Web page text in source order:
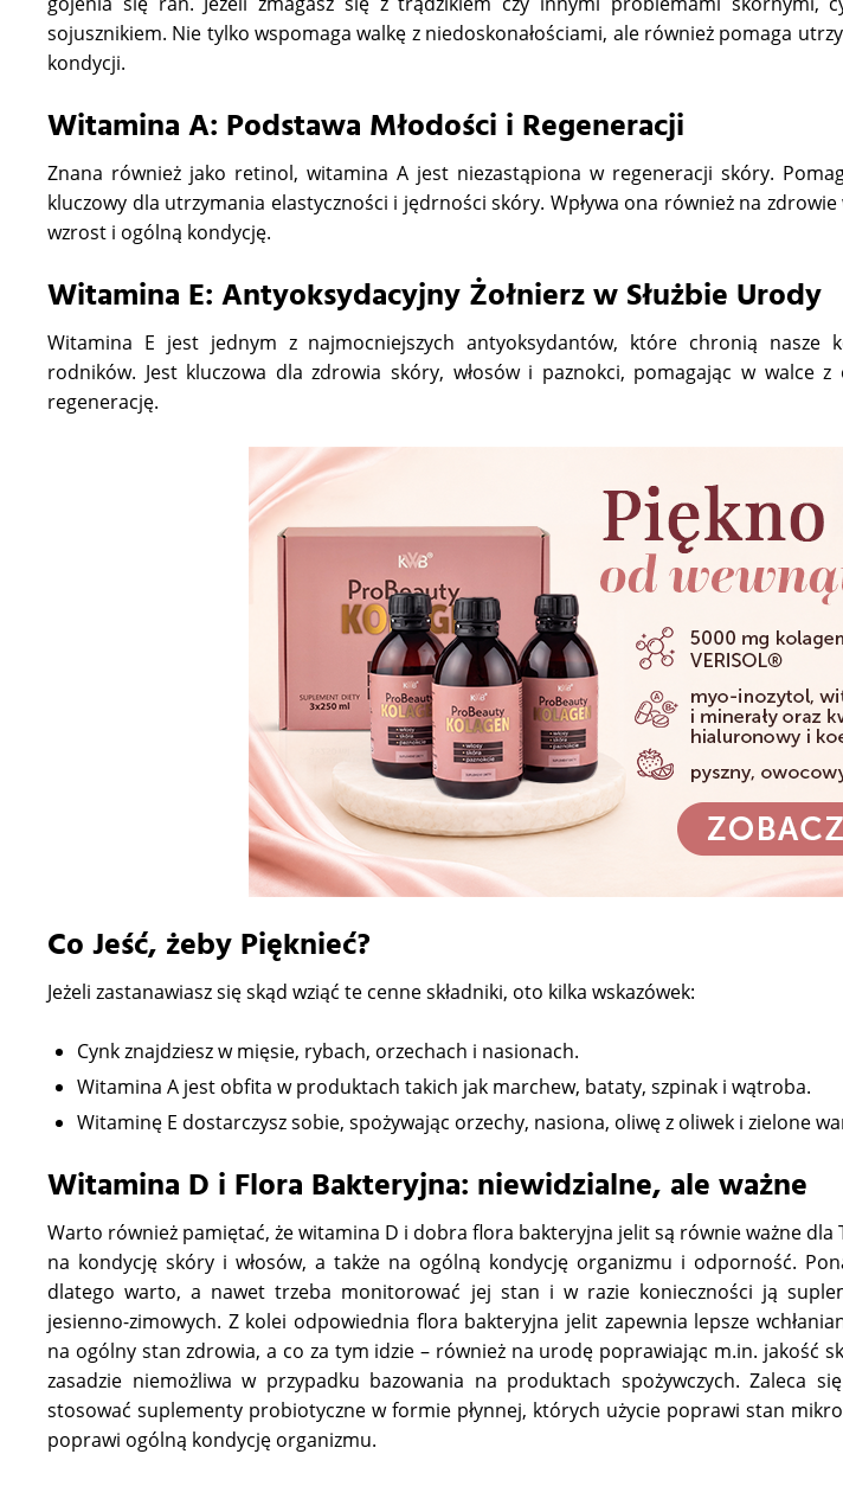
sojusznikiem. Nie tylko wspomaga walkę z niedoskonałościami, ale również pomaga
kondycji.
Witamina A: Podstawa Młodości i Regeneracji
Znana również jako retinol, witamina A jest niezastąpiona w regeneracji skóry.
kluczowy dla utrzymania elastyczności i jędrności skóry. Wpływa ona również na zdrowie
wzrost i ogólną kondycję.
Witamina E: Antyoksydacyjny Żołnierz w Służbie Urody
Witamina E jest jednym z najmocniejszych antyoksydantów, które chronią nasze
rodników. Jest kluczowa dla zdrowia skóry, włosów i paznokci, pomagając w walce
regenerację.
Co Jeść, żeby Pięknieć?
Jeżeli zastanawiasz się skąd wziąć te cenne składniki, oto kilka wskazówek:
Cynk znajdziesz w mięsie, rybach, orzechach i nasionach.
Witamina A jest obfita w produktach takich jak marchew, bataty, szpinak i wątroba.
Witaminę E dostarczysz sobie, spożywając orzechy, nasiona, oliwę z oliwek i zielone
Witamina D i Flora Bakteryjna: niewidzialne, ale ważne
Warto również pamiętać, że witamina D i dobra flora bakteryjna jelit są równie ważne dla
na kondycję skóry i włosów, a także na ogólną kondycję organizmu i odporność.
dlatego warto, a nawet trzeba monitorować jej stan i w razie konieczności ją
jesienno-zimowych. Z kolei odpowiednia flora bakteryjna jelit zapewnia lepsze
na ogólny stan zdrowia, a co za tym idzie – również na urodę poprawiając m.in. jakość
zasadzie niemożliwa w przypadku bazowania na produktach spożywczych. Zaleca
stosować suplementy probiotyczne w formie płynnej, których użycie poprawi stan
poprawi ogólną kondycję organizmu.